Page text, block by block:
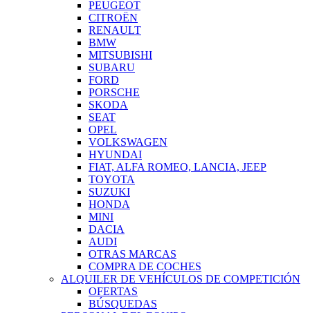
PEUGEOT
CITROËN
RENAULT
BMW
MITSUBISHI
SUBARU
FORD
PORSCHE
SKODA
SEAT
OPEL
VOLKSWAGEN
HYUNDAI
FIAT, ALFA ROMEO, LANCIA, JEEP
TOYOTA
SUZUKI
HONDA
MINI
DACIA
AUDI
OTRAS MARCAS
COMPRA DE COCHES
ALQUILER DE VEHÍCULOS DE COMPETICIÓN
OFERTAS
BÚSQUEDAS